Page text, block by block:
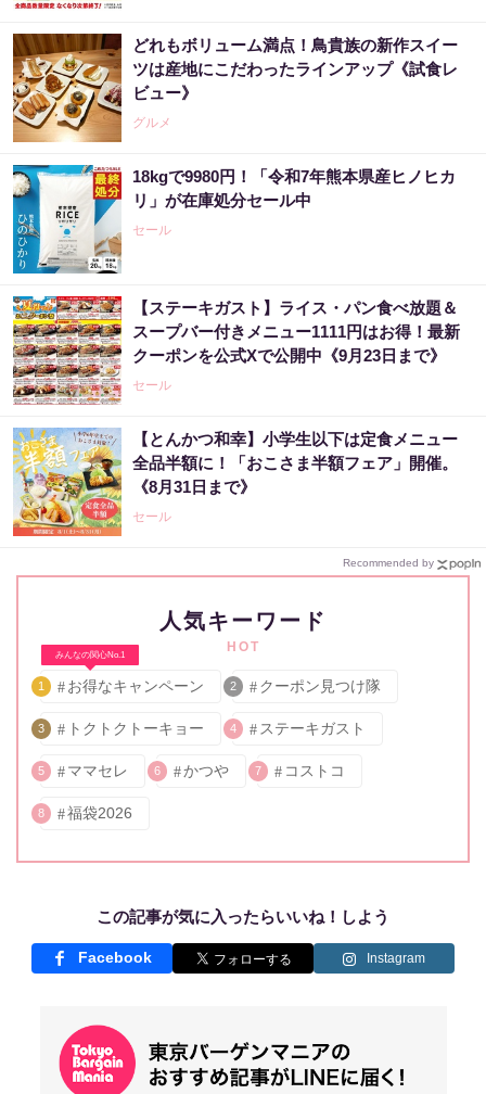
どれもボリューム満点！鳥貴族の新作スイー
ツは産地にこだわったラインアップ《試食レ
ビュー》
グルメ
18kgで9980円！「令和7年熊本県産ヒノヒカ
リ」が在庫処分セール中
セール
【ステーキガスト】ライス・パン食べ放題＆
スープバー付きメニュー1111円はお得！最新
クーポンを公式Xで公開中《9月23日まで》
セール
【とんかつ和幸】小学生以下は定食メニュー
全品半額に！「おこさま半額フェア」開催。
《8月31日まで》
セール
Recommended by
人気キーワード
HOT
みんなの関心No.1
1 お得なキャンペーン 2 クーポン見つけ隊
3 トクトクトーキョー 4 ステーキガスト
5 ママセレ 6 かつや 7 コストコ
8 福袋2026
この記事が気に入ったらいいね！しよう
Facebook Instagram